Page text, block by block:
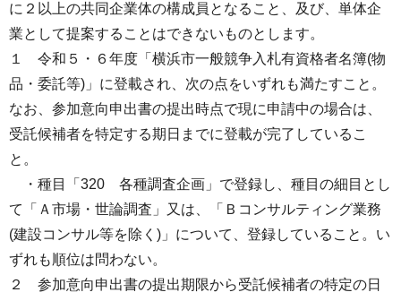
に２以上の共同企業体の構成員となること、及び、単体企
業として提案することはできないものとします。
１ 令和５・６年度「横浜市一般競争入札有資格者名簿(物
品・委託等)」に登載され、次の点をいずれも満たすこと。
なお、参加意向申出書の提出時点で現に申請中の場合は、
受託候補者を特定する期日までに登載が完了しているこ
と。
・種目「320 各種調査企画」で登録し、種目の細目とし
て「Ａ市場・世論調査」又は、「Ｂコンサルティング業務
(建設コンサル等を除く)」について、登録していること。い
ずれも順位は問わない。
２ 参加意向申出書の提出期限から受託候補者の特定の日